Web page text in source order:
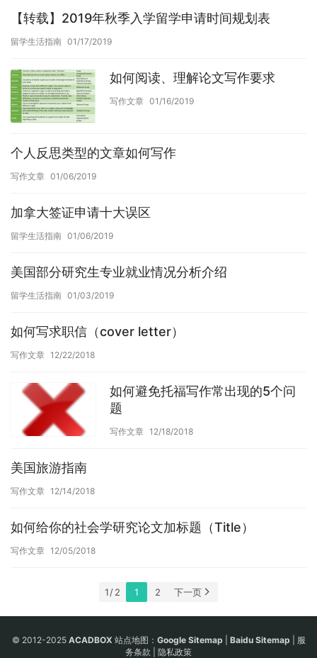
【转载】2019年秋季入学留学申请时间规划表
留学生活指南 01/17/2019
如何阅读、理解论文写作要求
写作文章 01/16/2019
个人反思类型的文章如何写作
写作文章 01/06/2019
加拿大签证申请十大误区
留学生活指南 01/06/2019
美国部分研究生专业就业情况分析介绍
留学生活指南 01/03/2019
如何写求职信（cover letter）
写作文章 12/22/2018
如何避免托福写作常出现的5个问
题
写作文章 12/18/2018
美国旅游指南
写作文章 12/14/2018
如何给你的社会学研究论文加标题（Title）
写作文章 12/05/2018
1 / 2 1 2 下一页
© 2012-2025 ACADBOX 站点地图： Google Sitemap Baidu Sitemap
服
务条款
隐私政策